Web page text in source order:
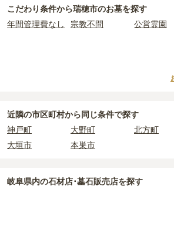
・ 納骨式の費用：お墓に遺骨を納める儀式の
すお布施、会食などの費用がかかります。
正確な費用は、区画や石材の選び方によっ
必ず確認することをおすすめします。
現地への見学が難しい場合は、資料請求でも
内を取り寄せることができます。
瑞穂市で安価なお墓を探したい場合は、
お墓を探すのがおすすめです。
れているケースがほとんどです。
主な条件として、遺骨がすでにある、該当の
契約条件の詳細は、各霊園のページをご確
永代供養をお考えの場合は、海洋散骨もご検
こだわり条件から瑞穂市のお墓を探す
年間管理費なし
宗教不問 公営霊園
近隣の市区町村から同じ条件で探す
神戸町
大野町 北方町
大垣市
本巣市
岐阜県内の石材店･墓石販売店を探す